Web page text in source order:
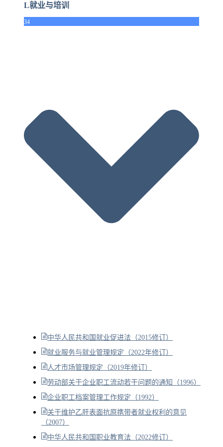
L就业与培训
34
中华人民共和国就业促进法（2015修订）
就业服务与就业管理规定（2022年修订）
人才市场管理规定（2019年修订）
劳动部关于企业职工流动若干问题的通知（1996）
企业职工档案管理工作规定（1992）
关于维护乙肝表面抗原携带者就业权利的意见
（2007）
中华人民共和国职业教育法（2022修订）